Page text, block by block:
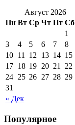
Август 2026
Пн Вт Ср Чт Пт Сб
« Дек
1
3
4 5 6 7 8
10 11 12 13 14 15
17 18 19 20 21 22
24 25 26 27 28 29
31
Популярное